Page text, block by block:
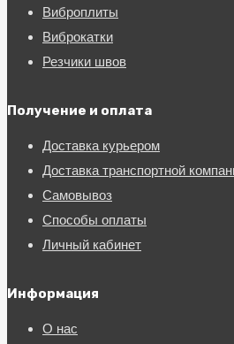
Виброплиты
Виброкатки
Резчики швов
Получение и оплата
Доставка курьером
Доставка транспортной
Самовывоз
Способы оплаты
Личный кабинет
Информация
О нас